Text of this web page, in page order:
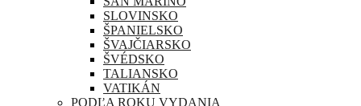
SLOVINSKO
ŠPANIELSKO
ŠVAJČIARSKO
ŠVÉDSKO
TALIANSKO
VATIKÁN
PODĽA ROKU VYDANIA